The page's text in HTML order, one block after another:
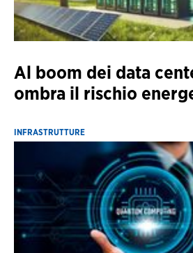
Al boom dei data
ombra il rischio
INFRASTRUTTURE